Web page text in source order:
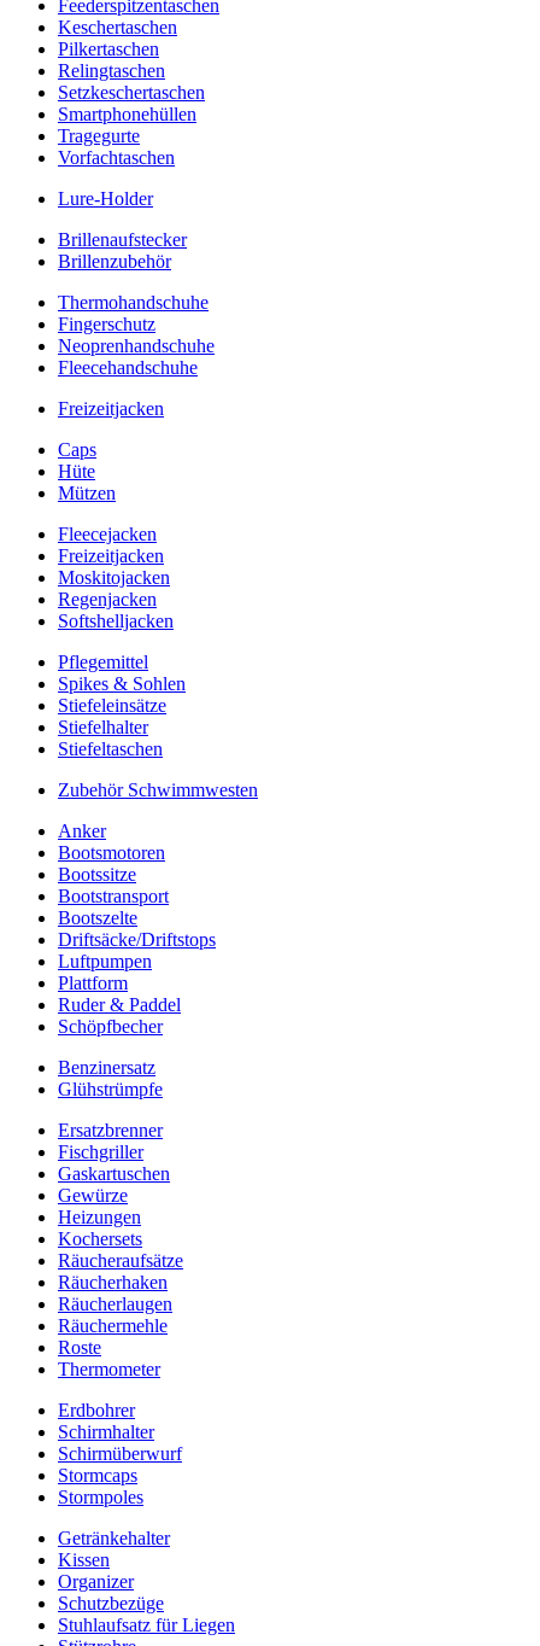
Feederspitzentaschen
Keschertaschen
Pilkertaschen
Relingtaschen
Setzkeschertaschen
Smartphonehüllen
Tragegurte
Vorfachtaschen
Lure-Holder
Brillenaufstecker
Brillenzubehör
Thermohandschuhe
Fingerschutz
Neoprenhandschuhe
Fleecehandschuhe
Freizeitjacken
Caps
Hüte
Mützen
Fleecejacken
Freizeitjacken
Moskitojacken
Regenjacken
Softshelljacken
Pflegemittel
Spikes & Sohlen
Stiefeleinsätze
Stiefelhalter
Stiefeltaschen
Zubehör Schwimmwesten
Anker
Bootsmotoren
Bootssitze
Bootstransport
Bootszelte
Driftsäcke/Driftstops
Luftpumpen
Plattform
Ruder & Paddel
Schöpfbecher
Benzinersatz
Glühstrümpfe
Ersatzbrenner
Fischgriller
Gaskartuschen
Gewürze
Heizungen
Kochersets
Räucheraufsätze
Räucherhaken
Räucherlaugen
Räuchermehle
Roste
Thermometer
Erdbohrer
Schirmhalter
Schirmüberwurf
Stormcaps
Stormpoles
Getränkehalter
Kissen
Organizer
Schutzbezüge
Stuhlaufsatz für Liegen